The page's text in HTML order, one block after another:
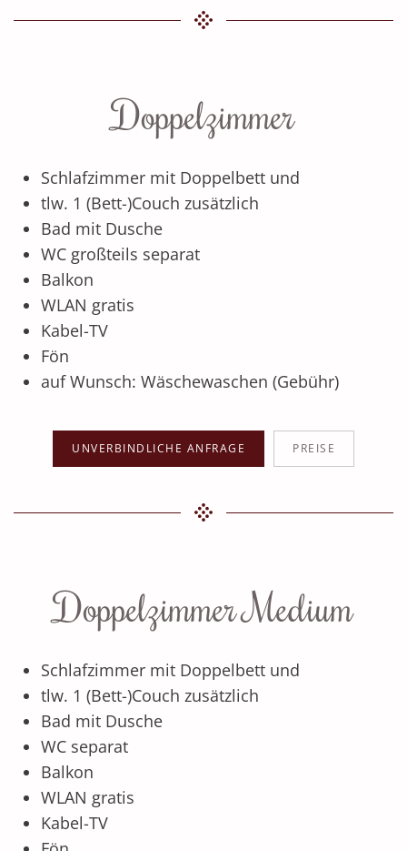
Doppelzimmer
Schlafzimmer mit Doppelbett und
tlw. 1 (Bett-)Couch zusätzlich
Bad mit Dusche
WC großteils separat
Balkon
WLAN gratis
Kabel-TV
Fön
auf Wunsch: Wäschewaschen (Gebühr)
UNVERBINDLICHE ANFRAGE PREISE
Doppelzimmer Medium
Schlafzimmer mit Doppelbett und
tlw. 1 (Bett-)Couch zusätzlich
Bad mit Dusche
WC separat
Balkon
WLAN gratis
Kabel-TV